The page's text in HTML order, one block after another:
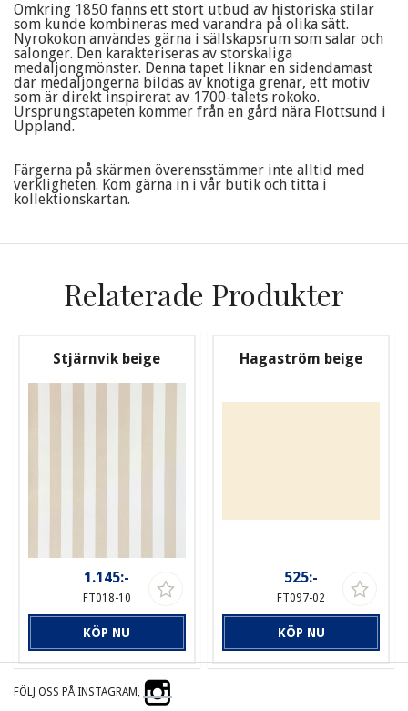
Omkring 1850 fanns ett stort utbud av historiska stilar
som kunde kombineras med varandra på olika sätt.
Nyrokokon användes gärna i sällskapsrum som salar och
salonger. Den karakteriseras av storskaliga
medaljongmönster. Denna tapet liknar en sidendamast
där medaljongerna bildas av knotiga grenar, ett motiv
som är direkt inspirerat av 1700-talets rokoko.
Ursprungstapeten kommer från en gård nära Flottsund i
Uppland.
Färgerna på skärmen överensstämmer inte alltid med
verkligheten. Kom gärna in i vår butik och titta i
kollektionskartan.
Relaterade Produkter
Stjärnvik beige
1.145:-
FT018-10
KÖP NU
Hagaström beige
525:-
FT097-02
KÖP NU
FÖLJ OSS PÅ INSTAGRAM,